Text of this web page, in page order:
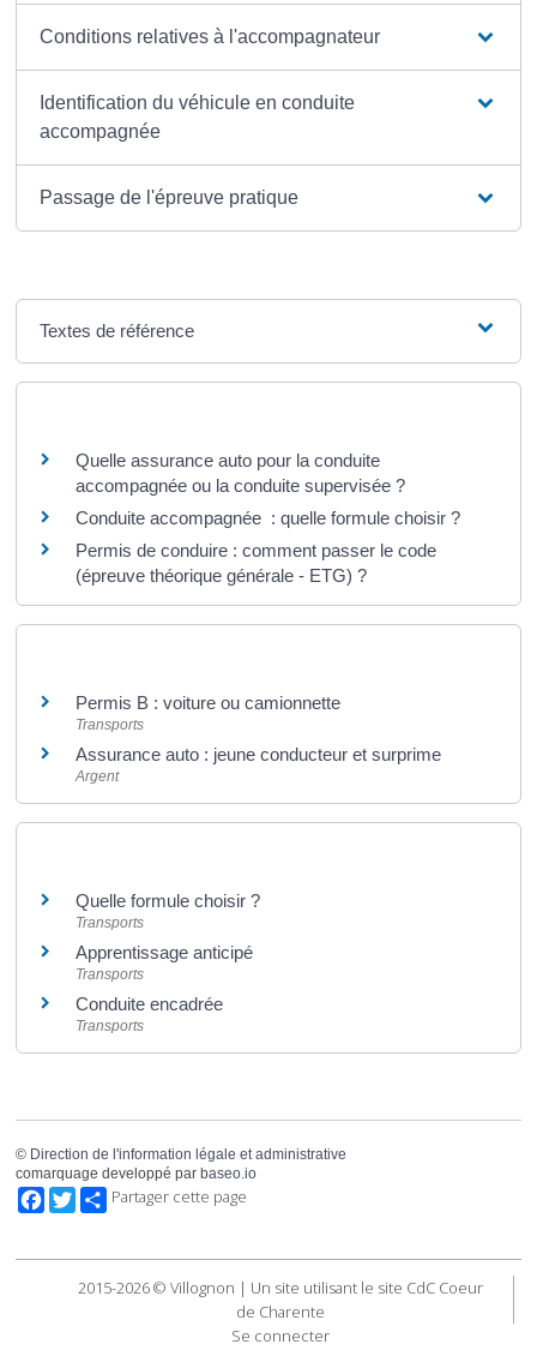
Conditions relatives à l'accompagnateur
Identification du véhicule en conduite
accompagnée
Passage de l'épreuve pratique
Textes de référence
Quelle assurance auto pour la conduite
accompagnée ou la conduite supervisée ?
Conduite accompagnée : quelle formule choisir ?
Permis de conduire : comment passer le code
(épreuve théorique générale - ETG) ?
Permis B : voiture ou camionnette
Transports
Assurance auto : jeune conducteur et surprime
Argent
Quelle formule choisir ?
Transports
Apprentissage anticipé
Transports
Conduite encadrée
Transports
© Direction de l'information légale et administrative
comarquage developpé par baseo.io
Facebook
TwitterPartager cette page
2015-2026 © Villognon | Un site utilisant le site CdC Coeur
de Charente
Se connecter